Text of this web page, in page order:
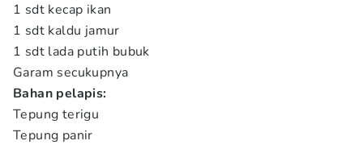
1 sdt kecap ikan
1 sdt kaldu jamur
1 sdt lada putih bubuk
Garam secukupnya
Bahan pelapis:
Tepung terigu
Tepung panir